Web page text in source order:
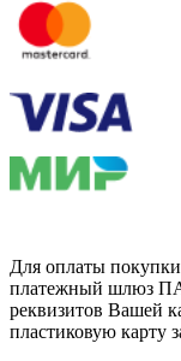
Для оплаты
платежный шлюз
реквизитов Вашей
пластиковую карту